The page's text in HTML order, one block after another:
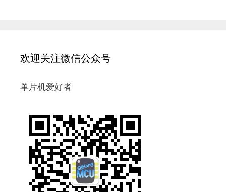
欢迎关注微信公众号
单片机爱好者